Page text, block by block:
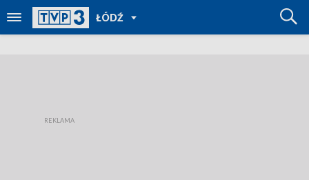
ŁÓDŹ
POWRÓT
DO
REGIONY